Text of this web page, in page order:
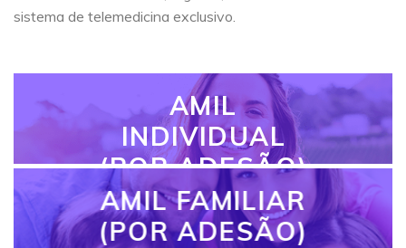
sistema de telemedicina exclusivo.
AMIL
INDIVIDUAL
(POR ADESÃO)
AMIL FAMILIAR
(POR ADESÃO)